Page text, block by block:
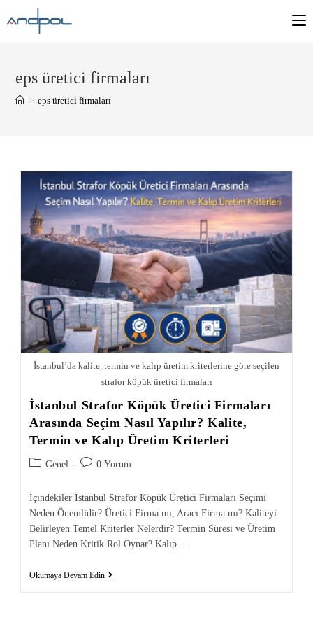
eps üretici firmaları
> eps üretici firmaları
İstanbul’da kalite, termin ve kalıp üretim kriterlerine göre seçilen
strafor köpük üretici firmaları
İstanbul Strafor Köpük Üretici Firmaları
Arasında Seçim Nasıl Yapılır? Kalite,
Termin ve Kalıp Üretim Kriterleri
Genel 0 Yorum
İçindekiler İstanbul Strafor Köpük Üretici Firmaları Seçimi
Neden Önemlidir? Üretici Firma mı, Aracı Firma mı? Kaliteyi
Belirleyen Temel Kriterler Nelerdir? Termin Süresi ve Üretim
Planı Neden Kritik Rol Oynar? Kalıp…
Okumaya Devam Edin